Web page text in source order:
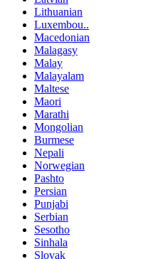
Lithuanian
Luxembou..
Macedonian
Malagasy
Malay
Malayalam
Maltese
Maori
Marathi
Mongolian
Burmese
Nepali
Norwegian
Pashto
Persian
Punjabi
Serbian
Sesotho
Sinhala
Slovak